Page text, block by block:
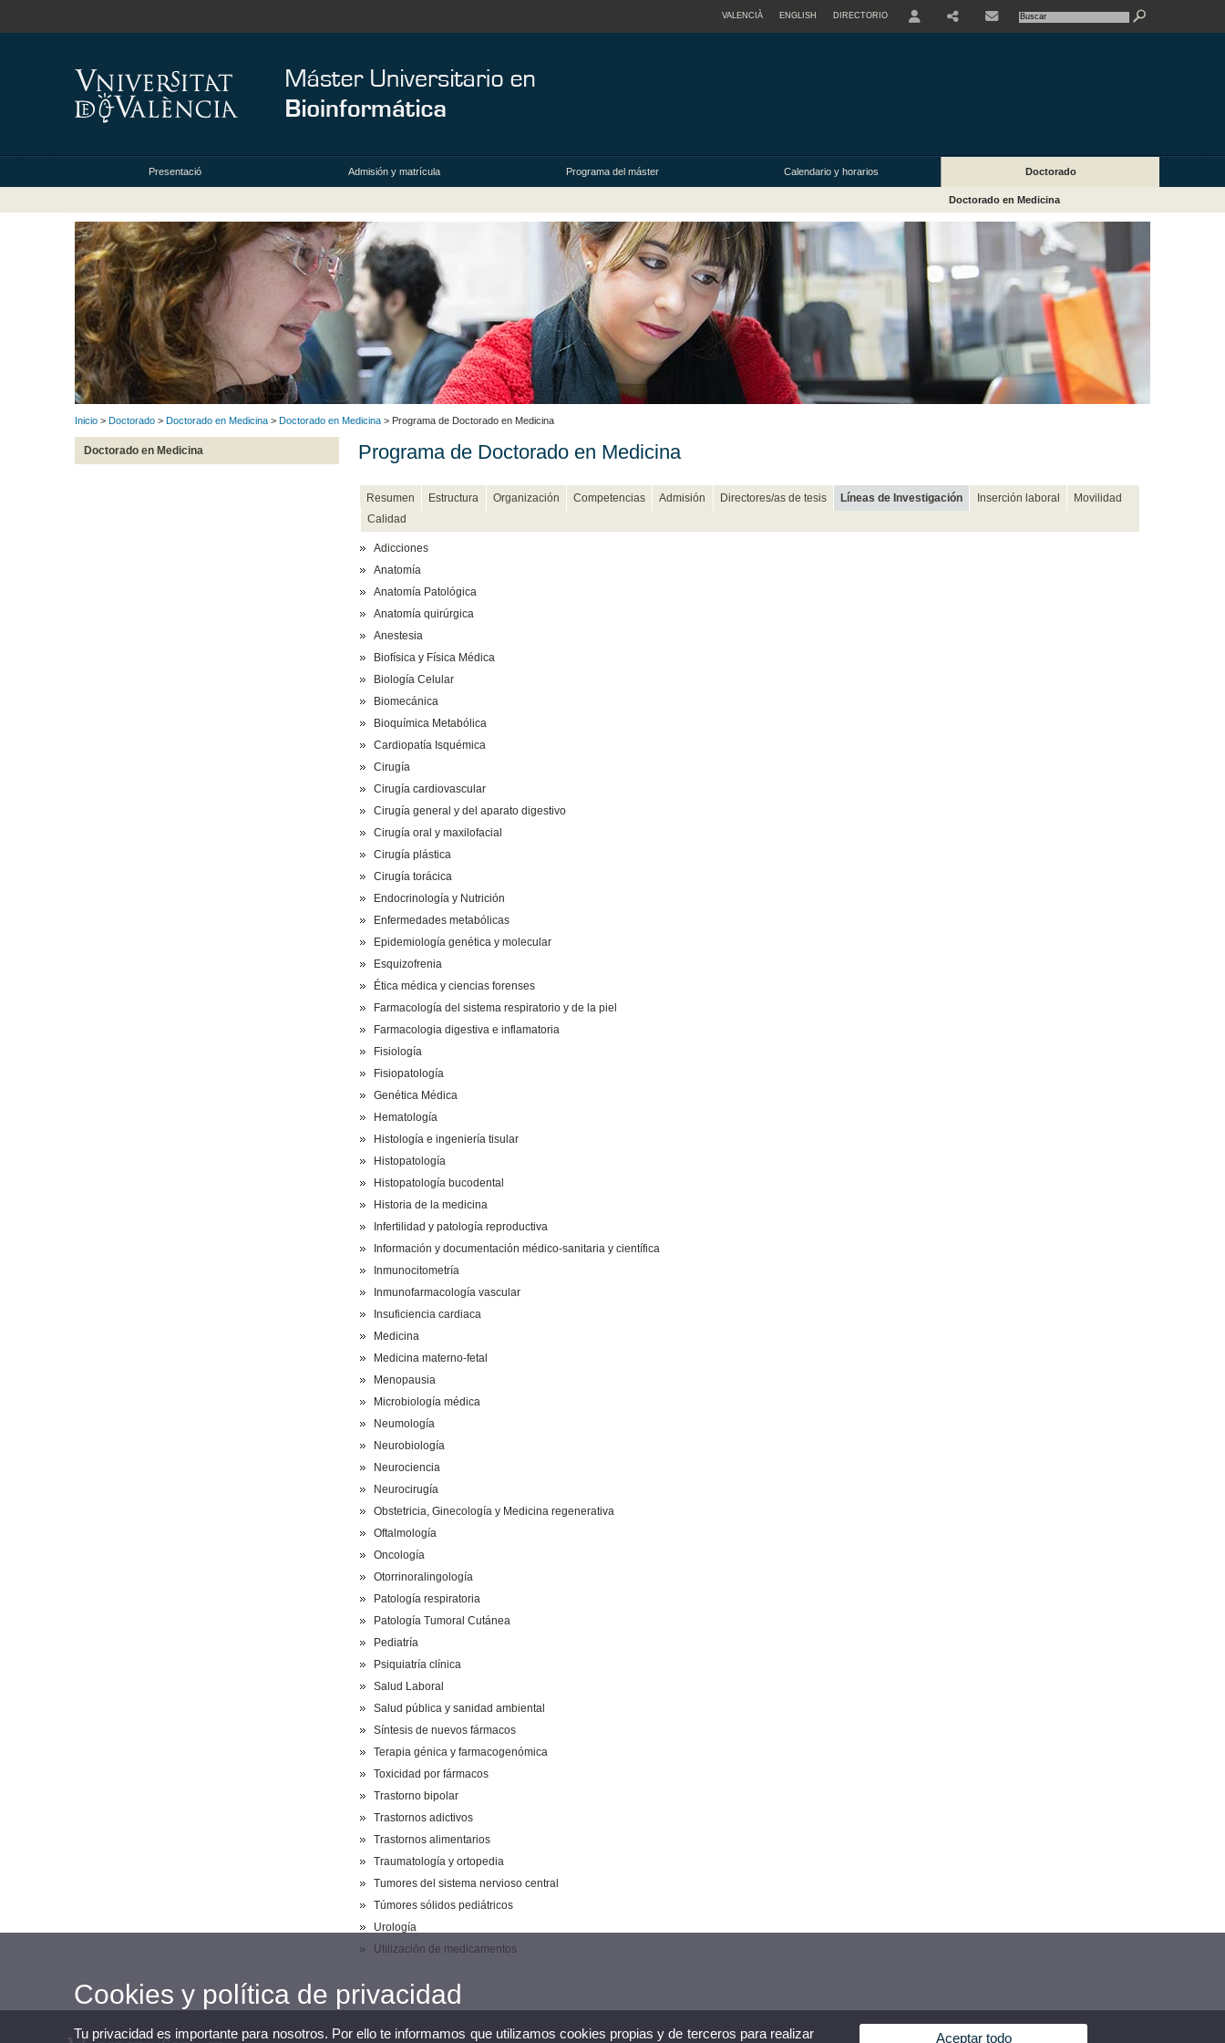
VALENCIÀ ENGLISH DIRECTORIO
Presentació Admisión y matrícula Programa del máster Calendario y horarios Doctorado
Doctorado en Medicina
Inicio > Doctorado > Doctorado en Medicina > Doctorado en Medicina > Programa de Doctorado en Medicina
Doctorado en Medicina Programa de Doctorado en Medicina
Resumen Estructura Organización Competencias Admisión Directores/as de tesis Líneas de Investigación Inserción laboral
Movilidad
Calidad
Adicciones
Anatomía
Anatomía Patológica
Anatomía quirúrgica
Anestesia
Biofísica y Física Médica
Biología Celular
Biomecánica
Bioquímica Metabólica
Cardiopatía Isquémica
Cirugía
Cirugía cardiovascular
Cirugía general y del aparato digestivo
Cirugía oral y maxilofacial
Cirugía plástica
Cirugía torácica
Endocrinología y Nutrición
Enfermedades metabólicas
Epidemiología genética y molecular
Esquizofrenia
Ética médica y ciencias forenses
Farmacología del sistema respiratorio y de la piel
Farmacologia digestiva e inflamatoria
Fisiología
Fisiopatología
Genética Médica
Hematología
Histología e ingeniería tisular
Histopatología
Histopatología bucodental
Historia de la medicina
Infertilidad y patología reproductiva
Información y documentación médico-sanitaria y científica
Inmunocitometría
Inmunofarmacología vascular
Insuficiencia cardiaca
Medicina
Medicina materno-fetal
Menopausia
Microbiología médica
Neumología
Neurobiología
Neurociencia
Neurocirugía
Obstetricia, Ginecología y Medicina regenerativa
Oftalmología
Oncología
Otorrinoralingología
Patología respiratoria
Patología Tumoral Cutánea
Pediatría
Psiquiatría clínica
Salud Laboral
Salud pública y sanidad ambiental
Síntesis de nuevos fármacos
Terapia génica y farmacogenómica
Toxicidad por fármacos
Trastorno bipolar
Trastornos adictivos
Trastornos alimentarios
Traumatología y ortopedia
Tumores del sistema nervioso central
Túmores sólidos pediátricos
Urología
Utilización de medicamentos
Cookies y política de privacidad
Tu privacidad es importante para nosotros. Por ello te informamos que utilizamos cookies propias y de terceros para realizar Aceptar todo